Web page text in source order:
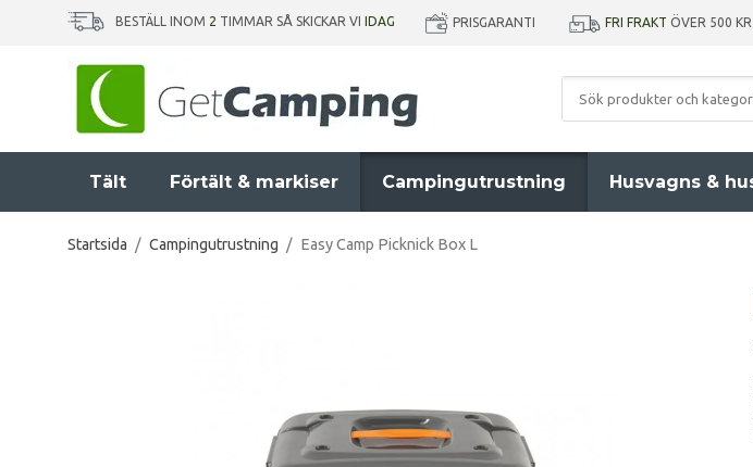
BESTÄLL INOM 2 TIMMAR SÅ SKICKAR VI IDAG PRISGARANTI FRI FRAKT ÖVER 500 KR
Tält Förtält & markiser Campingutrustning Husvagns &
Startsida / Campingutrustning / Easy Camp Picknick Box L